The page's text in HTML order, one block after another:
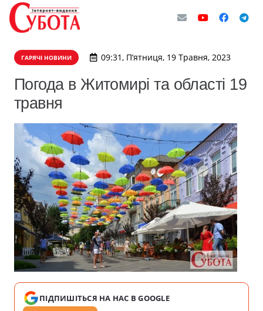
ГАРЯЧІ НОВИНИ 09:31, П’ятниця, 19 Травня, 2023
Погода в Житомирі та області 19
травня
ПІДПИШІТЬСЯ НА НАС В GOOGLE